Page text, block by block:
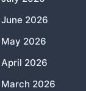
June 2026
May 2026
April 2026
March 2026